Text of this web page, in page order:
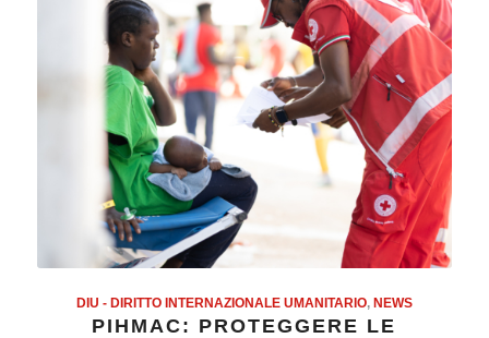
DIU - DIRITTO INTERNAZIONALE UMANITARIO, NEWS
PIHMAC: PROTEGGERE LE